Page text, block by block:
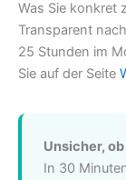
Was Sie konkret
Transparent
25 Stunden im
Sie auf der Seite
Unsicher,
In 30